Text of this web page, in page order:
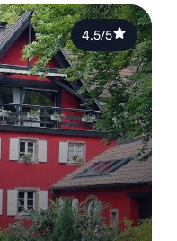
4,5/5